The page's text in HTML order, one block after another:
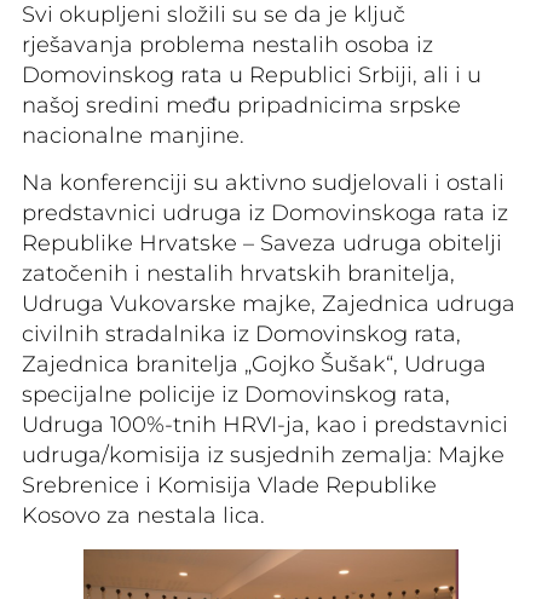
Svi okupljeni složili su se da je ključ
rješavanja problema nestalih osoba iz
Domovinskog rata u Republici Srbiji, ali i u
našoj sredini među pripadnicima srpske
nacionalne manjine.
Na konferenciji su aktivno sudjelovali i ostali
predstavnici udruga iz Domovinskoga rata iz
Republike Hrvatske – Saveza udruga obitelji
zatočenih i nestalih hrvatskih branitelja,
Udruga Vukovarske majke, Zajednica udruga
civilnih stradalnika iz Domovinskog rata,
Zajednica branitelja „Gojko Šušak“, Udruga
specijalne policije iz Domovinskog rata,
Udruga 100%-tnih HRVI-ja, kao i predstavnici
udruga/komisija iz susjednih zemalja: Majke
Srebrenice i Komisija Vlade Republike
Kosovo za nestala lica.